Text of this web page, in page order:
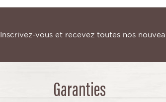
Inscrivez-vous et recevez toutes nos
Garanties